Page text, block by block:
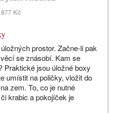
Kč
prostor. Začne-li pak
se znásobí. Kam se
Praktické jsou úložné boxy
umístit na poličky, vložit do
zem. To, co je nutné
krabic a pokojíček je